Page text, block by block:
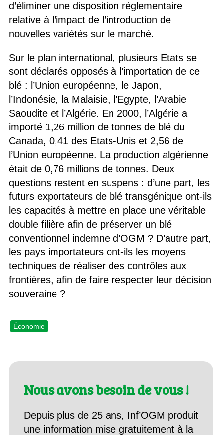
d’éliminer une disposition réglementaire
relative à l’impact de l’introduction de
nouvelles variétés sur le marché.
Sur le plan international, plusieurs Etats se
sont déclarés opposés à l’importation de ce
blé : l’Union européenne, le Japon,
l’Indonésie, la Malaisie, l’Egypte, l’Arabie
Saoudite et l’Algérie. En 2000, l’Algérie a
importé 1,26 million de tonnes de blé du
Canada, 0,41 des Etats-Unis et 2,56 de
l’Union européenne. La production algérienne
était de 0,76 millions de tonnes. Deux
questions restent en suspens : d’une part, les
futurs exportateurs de blé transgénique ont-ils
les capacités à mettre en place une véritable
double filière afin de préserver un blé
conventionnel indemne d’OGM ? D’autre part,
les pays importateurs ont-ils les moyens
techniques de réaliser des contrôles aux
frontières, afin de faire respecter leur décision
souveraine ?
Économie
Nous avons besoin de vous !
Depuis plus de 25 ans, Inf’OGM produit
une information mise gratuitement à la